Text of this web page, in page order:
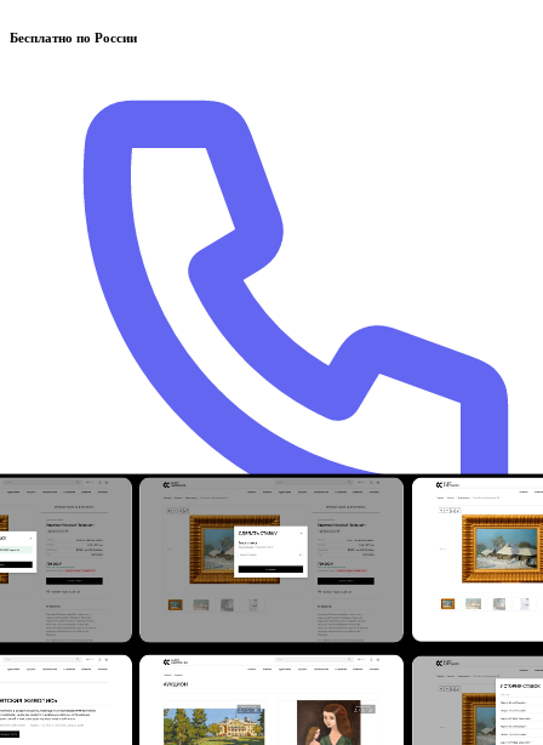
Бесплатно по России
8 800 222-90-72
Отдел продаж